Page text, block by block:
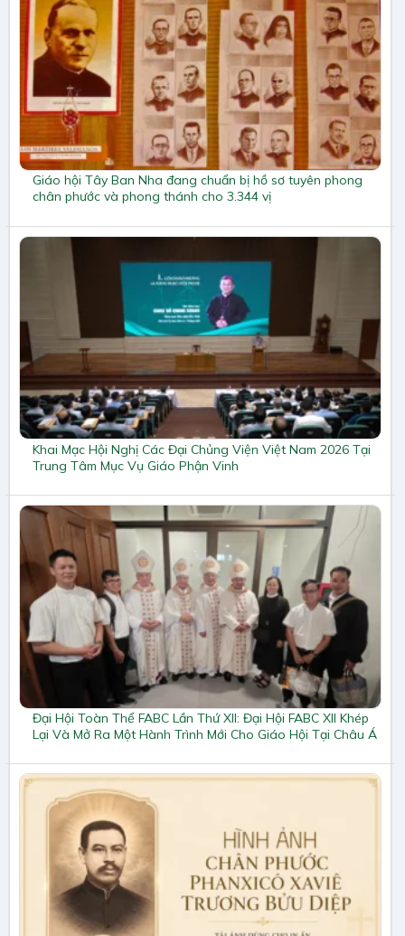
Giáo hội Tây Ban Nha đang chuẩn bị hồ sơ tuyên phong
chân phước và phong thánh cho 3.344 vị
Khai Mạc Hội Nghị Các Đại Chủng Viện Việt Nam 2026 Tại
Trung Tâm Mục Vụ Giáo Phận Vinh
Đại Hội Toàn Thể FABC Lần Thứ XII: Đại Hội FABC XII Khép
Lại Và Mở Ra Một Hành Trình Mới Cho Giáo Hội Tại Châu Á